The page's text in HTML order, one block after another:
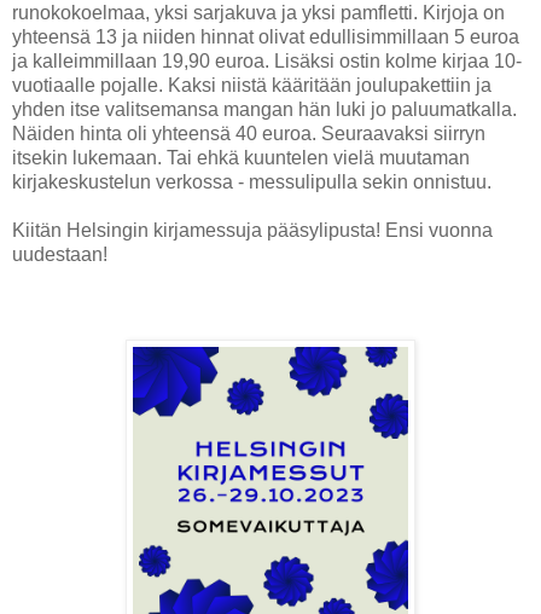
runokokoelmaa, yksi sarjakuva ja yksi pamfletti. Kirjoja on
yhteensä 13 ja niiden hinnat olivat edullisimmillaan 5 euroa
ja kalleimmillaan 19,90 euroa. Lisäksi ostin kolme kirjaa 10-
vuotiaalle pojalle. Kaksi niistä kääritään joulupakettiin ja
yhden itse valitsemansa mangan hän luki jo paluumatkalla.
Näiden hinta oli yhteensä 40 euroa. Seuraavaksi siirryn
itsekin lukemaan. Tai ehkä kuuntelen vielä muutaman
kirjakeskustelun verkossa - messulipulla sekin onnistuu.
Kiitän Helsingin kirjamessuja pääsylipusta! Ensi vuonna
uudestaan!